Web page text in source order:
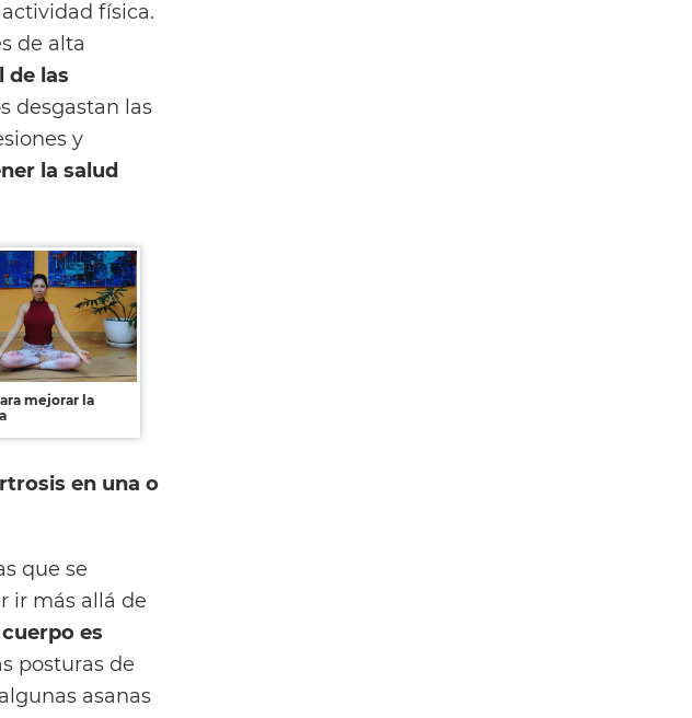
física.
de alta
de las
desgastan las
y
la salud
mejorar la
en una o
que se
ir más allá de
es
posturas de
asanas